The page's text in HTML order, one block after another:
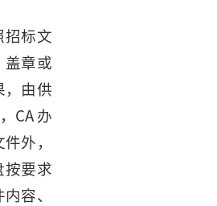
招标文
盖章或
，由供
CA 办
外，
按要求
容、